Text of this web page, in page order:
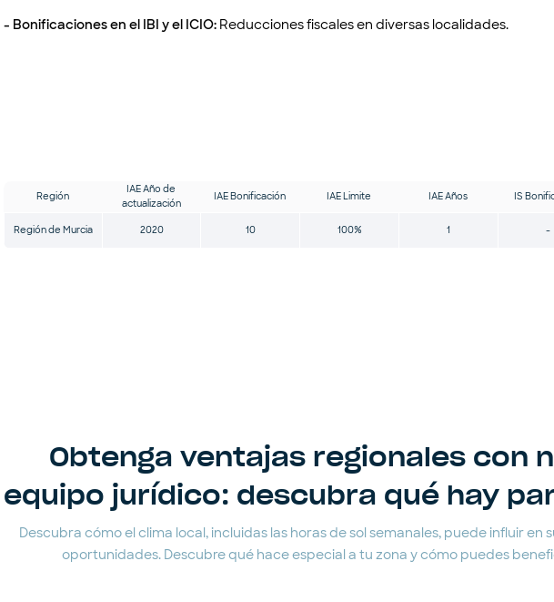
- Bonificaciones en el IBI y el ICIO: Reducciones fiscales en diversas localidades.
Región
IAE Año de
actualización
IAE Bonificación IAE Limite IAE Años IS
Región de Murcia 2020 10 100% 1 -
Obtenga ventajas regionales con
equipo jurídico: descubra qué hay
Descubra cómo el clima local, incluidas las horas de sol semanales, puede influir en
oportunidades. Descubre qué hace especial a tu zona y cómo puedes